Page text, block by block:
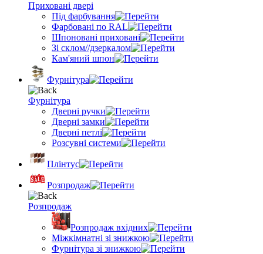
Приховані двері
Під фарбування
Фарбовані по RAL
Шпоновані приховані
Зі склом//дзеркалом
Кам'яний шпон
Фурнітура
Фурнітура
Дверні ручки
Дверні замки
Дверні петлі
Розсувні системи
Плінтус
Розпродаж
Розпродаж
Розпродаж вхідних
Міжкімнатні зі знижкою
Фурнітура зі знижкою